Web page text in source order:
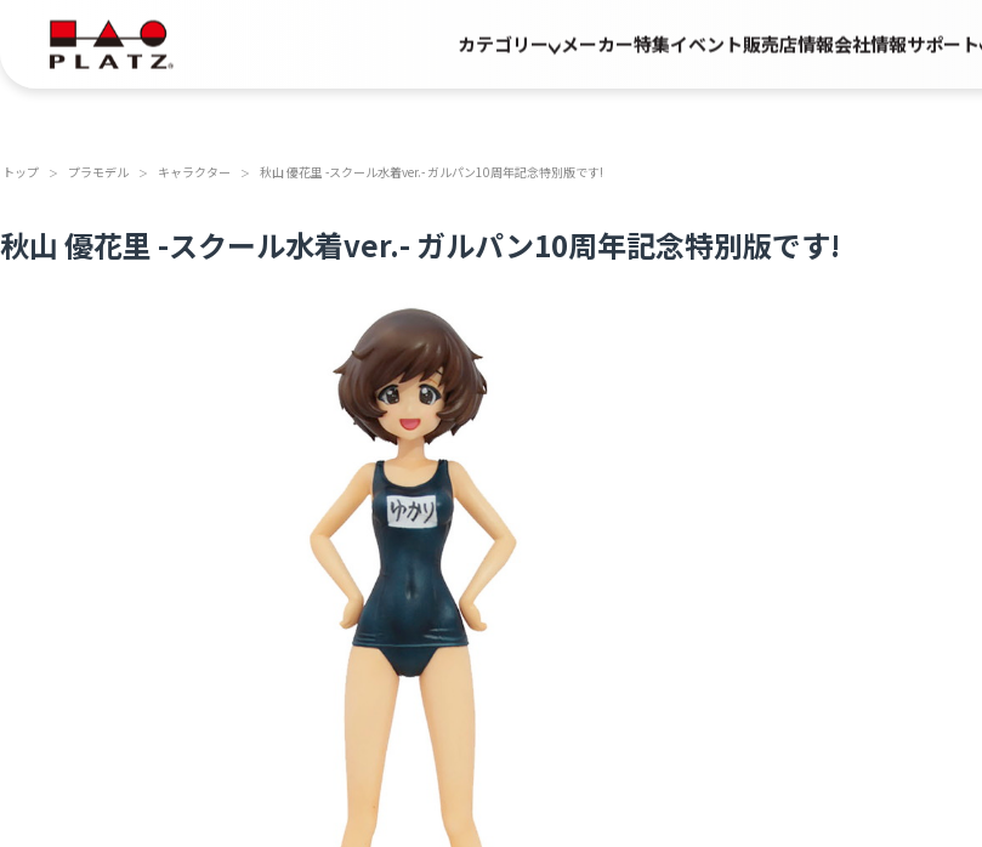
カテゴリー メーカー特集イベント販売店情報会社情報サポート
トップ ＞ プラモデル ＞ キャラクター ＞ 秋山 優花里 -スクール水着ver.- ガルパン10周年記念特別版です!
秋山 優花里 -スクール水着ver.- ガルパン10周年記念特別版です!